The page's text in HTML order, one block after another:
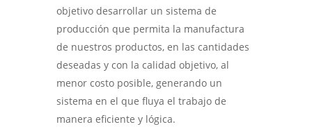
objetivo desarrollar un sistema de
producción que permita la manufactura
de nuestros productos, en las cantidades
deseadas y con la calidad objetivo, al
menor costo posible, generando un
sistema en el que fluya el trabajo de
manera eficiente y lógica.